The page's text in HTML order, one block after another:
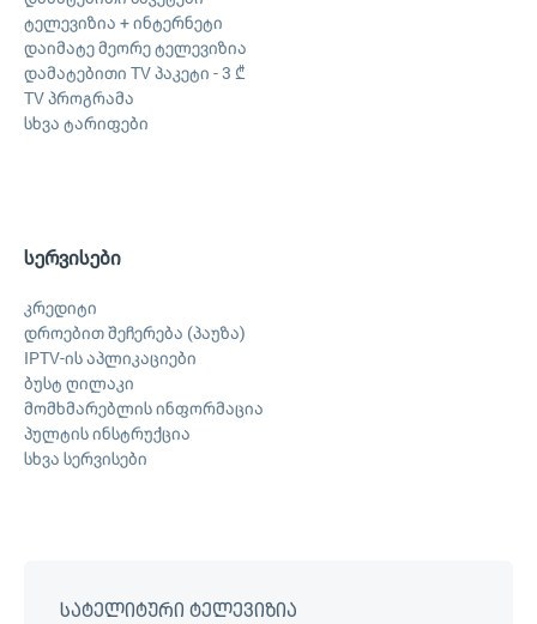
ტელევიზია + ინტერნეტი
დაიმატე მეორე ტელევიზია
დამატებითი TV პაკეტი - 3 ₾
TV პროგრამა
სხვა ტარიფები
სერვისები
კრედიტი
დროებით შეჩერება (პაუზა)
IPTV-ის აპლიკაციები
ბუსტ ღილაკი
მომხმარებლის ინფორმაცია
პულტის ინსტრუქცია
სხვა სერვისები
სატელიტური ტელევიზია